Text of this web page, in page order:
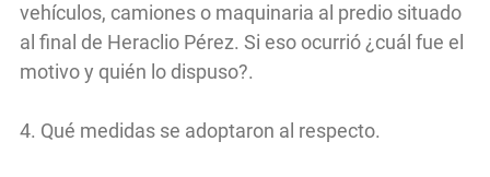
vehículos, camiones o maquinaria al predio situado
al final de Heraclio Pérez. Si eso ocurrió ¿cuál fue el
motivo y quién lo dispuso?.
4. Qué medidas se adoptaron al respecto.